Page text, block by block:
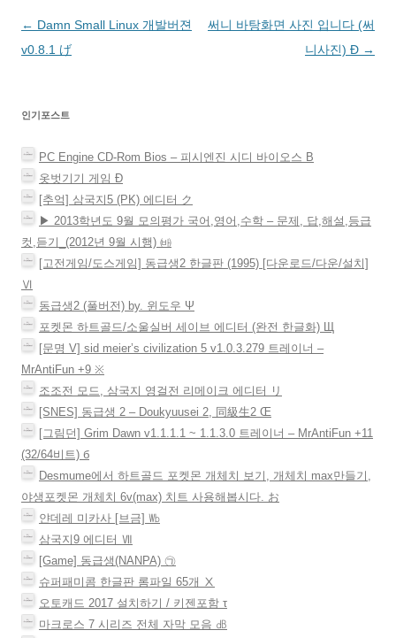
글
네
이
션
← Damn Small Linux 개발버젼
v0.8.1 げ
써니 바탕화면 사진 입니다 (써
니사진) Ð →
인기포스트
PC Engine CD-Rom Bios – 피시엔진 시디 바이오스 Β
옷벗기기 게임 Ð
[추억] 삼국지5 (PK) 에디터 ク
▶ 2013학년도 9월 모의평가 국어,영어,수학 – 문제, 답,해설,등급
컷,듣기_(2012년 9월 시행) ㈓
[고전게임/도스게임] 동급생2 한글판 (1995) [다운로드/다운/설치]
Ⅵ
동급생2 (풀버전) by. 윈도우 Ψ
포켓몬 하트골드/소울실버 세이브 에디터 (완전 한글화) Щ
[문명 V] sid meier’s civilization 5 v1.0.3.279 트레이너 –
MrAntiFun +9 ※
조조전 모드, 삼국지 영걸전 리메이크 에디터 リ
[SNES] 동급생 2 – Doukyuusei 2, 同級生2 Œ
[그림던] Grim Dawn v1.1.1.1 ~ 1.1.3.0 트레이너 – MrAntiFun +11
(32/64비트) б
Desmume에서 하트골드 포켓몬 개체치 보기, 개체치 max만들기,
야생포켓몬 개체치 6v(max) 치트 사용해봅시다. お
얀데레 미카사 [브금] ㏝
삼국지9 에디터 Ⅶ
[Game] 동급생(NANPA) ㉠
슈퍼패미콤 한글판 롬파일 65개 Ⅹ
오토캐드 2017 설치하기 / 키젠포함 τ
마크로스 7 시리즈 전체 자막 모음 ㏈